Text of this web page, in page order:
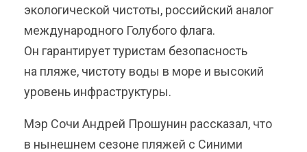
экологической чистоты, российский аналог
международного Голубого флага.
Он гарантирует туристам безопасность
на пляже, чистоту воды в море и высокий
уровень инфраструктуры.
Мэр Сочи Андрей Прошунин рассказал, что
в нынешнем сезоне пляжей с Синими